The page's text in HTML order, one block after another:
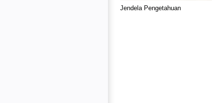
Jendela Pengetahuan